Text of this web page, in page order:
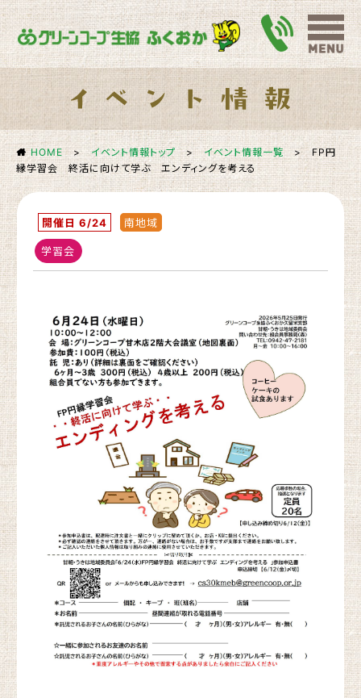
HOME >イベント情報トップ >イベント情報一覧> FP円
縁学習会 終活に向けて学ぶ エンディングを考える
開催日 6/24 南地域
学習会